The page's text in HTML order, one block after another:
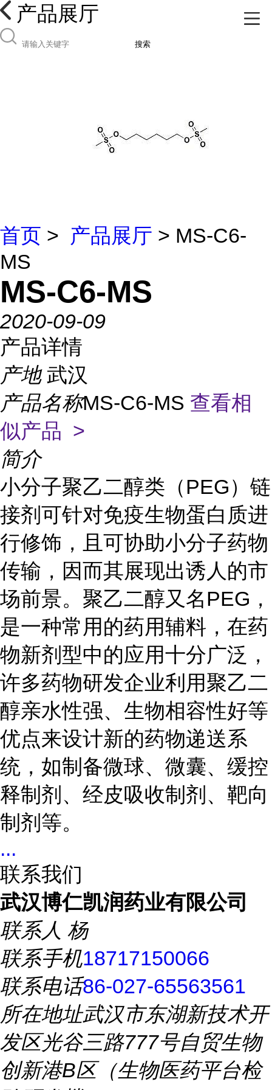
产品展厅
搜索
首页 > 产品展厅 > MS-C6-
MS
MS-C6-MS
2020-09-09
产品详情
产地 武汉
产品名称MS-C6-MS 查看相
似产品 >
简介
小分子聚乙二醇类（PEG）链
接剂可针对免疫生物蛋白质进
行修饰，且可协助小分子药物
传输，因而其展现出诱人的市
场前景。聚乙二醇又名PEG，
是一种常用的药用辅料，在药
物新剂型中的应用十分广泛，
许多药物研发企业利用聚乙二
醇亲水性强、生物相容性好等
优点来设计新的药物递送系
统，如制备微球、微囊、缓控
释制剂、经皮吸收制剂、靶向
制剂等。
...
联系我们
武汉博仁凯润药业有限公司
联系人 杨
联系手机18717150066
联系电话86-027-65563561
所在地址武汉市东湖新技术开
发区光谷三路777号自贸生物
创新港B区（生物医药平台检